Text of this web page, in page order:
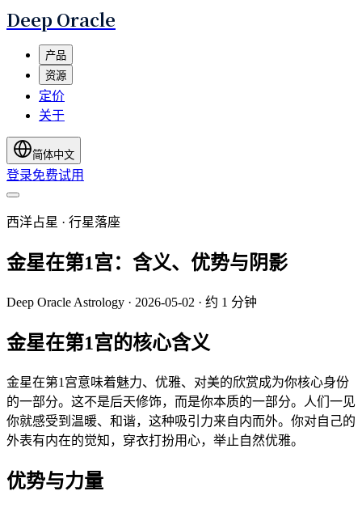
Deep Oracle
产品
资源
定价
关于
简体中文
登录免费试用
西洋占星 · 行星落座
金星在第1宫：含义、优势与阴影
Deep Oracle Astrology · 2026-05-02 · 约 1 分钟
金星在第1宫的核心含义
金星在第1宫意味着魅力、优雅、对美的欣赏成为你核心身份
的一部分。这不是后天修饰，而是你本质的一部分。人们一见
你就感受到温暖、和谐，这种吸引力来自内而外。你对自己的
外表有内在的觉知，穿衣打扮用心，举止自然优雅。
优势与力量